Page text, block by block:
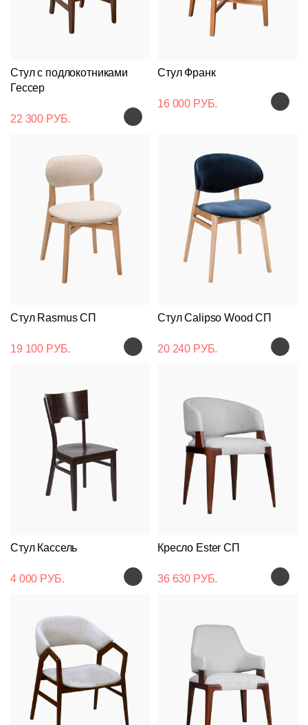
Стул с подлокотниками
Гессер
22 300 РУБ.
Стул Франк
16 000 РУБ.
Стул Rasmus СП
19 100 РУБ.
Стул Calipso Wood СП
20 240 РУБ.
Стул Кассель
4 000 РУБ.
Кресло Ester СП
36 630 РУБ.